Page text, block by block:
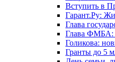
Вступить в
Гарант.Ру:
Глава
Глава ФМБА:
Голикова:
Гранты до 5